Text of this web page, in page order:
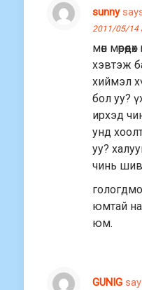
sunny
2011/05/14
мөн
хэвтэж
хиймэл
бол уу?
ирхэд
унд
уу?
чинь
юмтай
юм.
GUNIG